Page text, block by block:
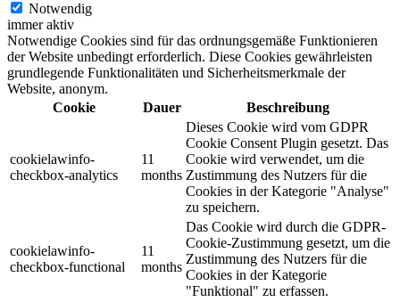
Notwendig
immer aktiv
Notwendige Cookies sind für das ordnungsgemäße Funktionieren
der Website unbedingt erforderlich. Diese Cookies gewährleisten
grundlegende Funktionalitäten und Sicherheitsmerkmale der
Website, anonym.
Cookie
Dauer Beschreibung
cookielawinfo-
checkbox-analytics
11
months
Dieses Cookie wird vom GDPR
Cookie Consent Plugin gesetzt. Das
Cookie wird verwendet, um die
Zustimmung des Nutzers für die
Cookies in der Kategorie "Analyse"
zu speichern.
cookielawinfo-
checkbox-functional
11
months
Das Cookie wird durch die GDPR-
Cookie-Zustimmung gesetzt, um die
Zustimmung des Nutzers für die
Cookies in der Kategorie
"Funktional" zu erfassen.